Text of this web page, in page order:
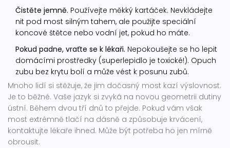
Čistěte jemně. Používejte měkký kartáček. Nevkládejte
nit pod most silným tahem, ale použijte speciální
koncové štětce nebo vodní jet, pokud ho máte.
Pokud padne, vraťte se k lékaři. Nepokoušejte se ho lepit
domácími prostředky (superlepidlo je toxické!). Opuch
zubu bez krytu bolí a může vést k posunu zubů.
Mnoho lidí si stěžuje, že jim dočasný most kazí výslovnost.
Je to běžné. Vaše jazyk si zvyká na novou geometrii dutiny
ústní. Během dvou tří dnů to přejde. Pokud vám však
most extrémně tlačí na dásně a způsobuje krvácení,
kontaktujte lékaře ihned. Může být potřeba ho jen mírně
obrousit.